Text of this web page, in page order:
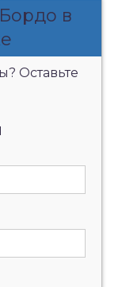
в
Оставьте